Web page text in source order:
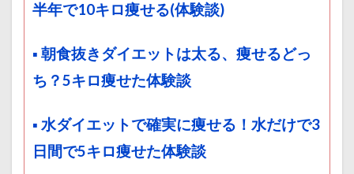
半年で10キロ痩せる(体験談)
▪ 朝食抜きダイエットは太る、痩せるどっ
ち？5キロ痩せた体験談
▪ 水ダイエットで確実に痩せる！水だけで3
日間で5キロ痩せた体験談